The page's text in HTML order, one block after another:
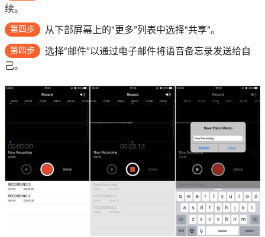
续。
第四步 从下部屏幕上的“更多”列表中选择“共享”。
第四步
选择“邮件”以通过电子邮件将语音备忘录发送给自
己。